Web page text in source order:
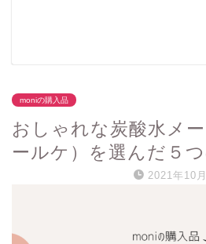
moniの購入品
おしゃれな炭酸水メ
ールケ）を選んだ５
2021年10